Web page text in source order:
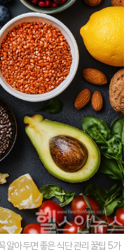
알아두면 좋은 식단 관리 꿀팁 5가